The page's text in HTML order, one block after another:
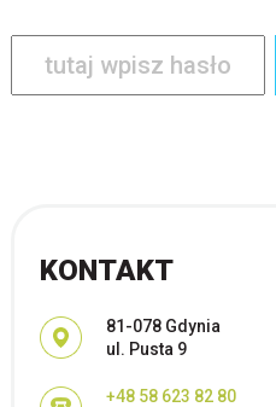
KONTAKT
Adres pocztowy:
81-078 Gdynia
ul. Pusta 9
+48 58 623 82 80